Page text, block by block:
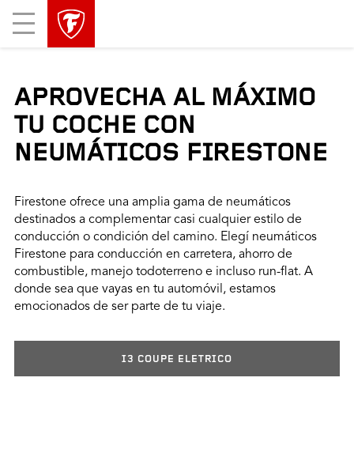
Mobile
Menu
APROVECHA AL MÁXIMO
TU COCHE CON
NEUMÁTICOS FIRESTONE
Firestone ofrece una amplia gama de neumáticos
destinados a complementar casi cualquier estilo de
conducción o condición del camino. Elegí neumáticos
Firestone para conducción en carretera, ahorro de
combustible, manejo todoterreno e incluso run-flat. A
donde sea que vayas en tu automóvil, estamos
emocionados de ser parte de tu viaje.
I3 COUPE ELETRICO